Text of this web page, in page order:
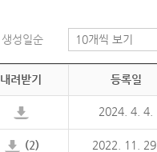
생성일순
내려받기 등록일
2024. 4. 4.
(2) 2022. 11. 29.